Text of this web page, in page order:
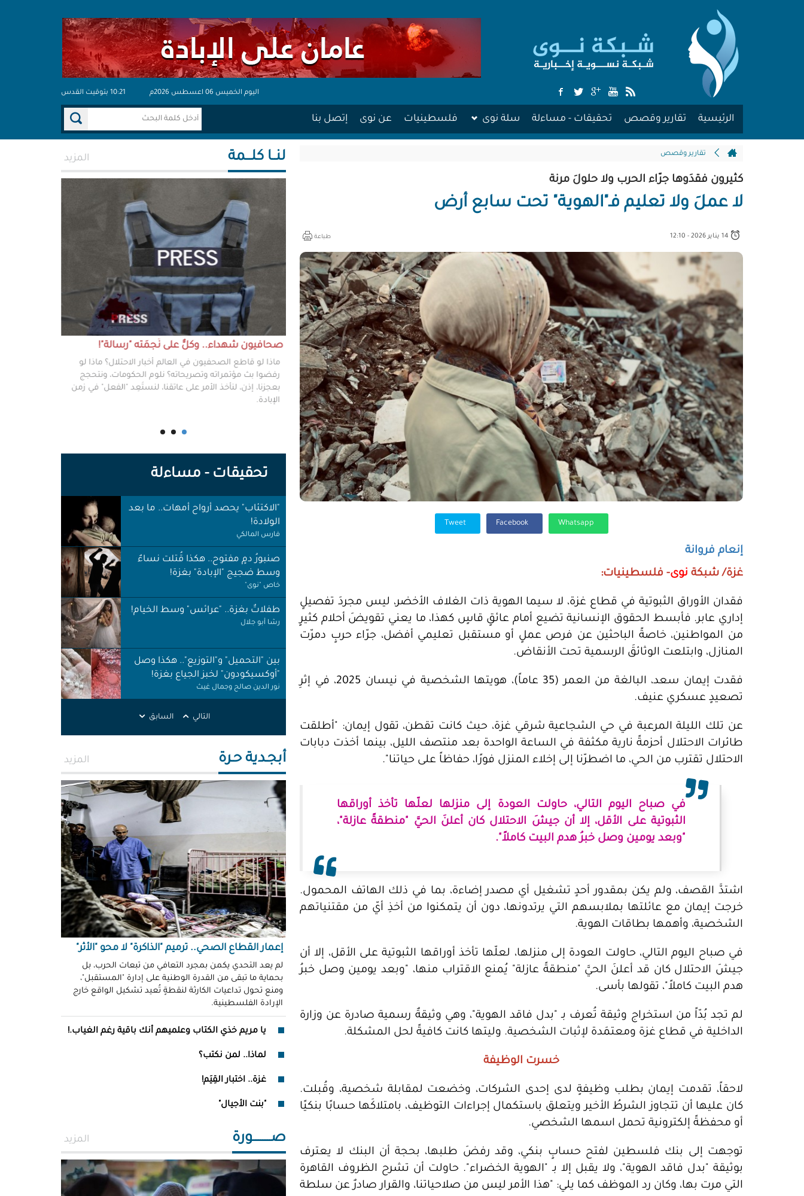
اليوم الخميس 06 اعسطس 2026م 10:21 بتوقيت القدس
الرئيسية تقارير وقصص تحقيقات - مساءلة سلة نوى فلسطينيات عن نوى إتصل بنا
تقارير وقصص
كثيرون فقدَوها جرّاء الحرب ولا حلولَ مرنة
لا عملَ ولا تعليم فـ"الهوية" تحت سابع أرض
طباعة
Tweet Facebook
إنعام فروانة
غزة/ شبكة نوى- فلسطينيات:
فقدان الأوراق الثبوتية في قطاع غزة، لا سيما الهوية ذات الغلاف الأخضر، ليس مجردَ تفصيلٍ
إداري عابر. فأبسط الحقوق الإنسانية تضيع أمام عائقٍ قاسٍ كهذا، ما يعني تقويضَ أحلام كثيرٍ
من المواطنين، خاصةً الباحثين عن فرص عملٍ أو مستقبل تعليمي أفضل، جرّاء حربٍ دمرّت
المنازل، وابتلعت الوثائقَ الرسمية تحت الأنقاض.
فقدت إيمان سعد، البالغة من العمر (35 عاماً)، هويتها الشخصية في نيسان 2025، في إثرِ
تصعيدٍ عسكري عنيف.
عن تلك الليلة المرعبة في حي الشجاعية شرقي غزة، حيث كانت تقطن، تقول إيمان: "أطلقت
طائرات الاحتلال أحزمةً نارية مكثفة في الساعة الواحدة بعد منتصف الليل، بينما أخذت دبابات
الاحتلال تقترب من الحي، ما اضطرّنا إلى إخلاء المنزل فورًا، حفاظاً على حياتنا".
في صباح اليوم التالي، حاولت العودة إلى منزلها لعلّها تأخذ أوراقها
الثبوتية على الأقل، إلا أن جيشَ الاحتلال كان أعلنَ الحيَّ "منطقةً عازلة"،
"وبعد يومين وصل خبرُ هدم البيت كاملاً".
اشتدَّ القصف، ولم يكن بمقدور أحدٍ تشغيل أي مصدر إضاءة، بما في ذلك الهاتف المحمول.
خرجت إيمان مع عائلتها بملابسهم التي يرتدونها، دون أن يتمكنوا من أخذِ أيّ من مقتنياتهم
الشخصية، وأهمها بطاقات الهوية.
في صباح اليوم التالي، حاولت العودة إلى منزلها، لعلّها تأخذ أوراقها الثبوتية على الأقل، إلا أن
جيشَ الاحتلال كان قد أعلنَ الحيَّ "منطقةً عازلة" يُمنع الاقتراب منها، "وبعد يومين وصل خبرُ
هدم البيت كاملاً"، تقولها بأسى.
لم تجد بُدّاً من استخراج وثيقة تُعرف بـ "بدل فاقد الهوية"، وهي وثيقةٌ رسمية صادرة عن وزارة
الداخلية في قطاع غزة ومعتمَدة لإثبات الشخصية. وليتها كانت كافيةً لحل المشكلة.
خسرت الوظيفة
لاحقاً، تقدمت إيمان بطلب وظيفةٍ لدى إحدى الشركات، وخضعت لمقابلة شخصية، وقُبلت.
كان عليها أن تتجاوز الشرطُ الأخير ويتعلق باستكمال إجراءات التوظيف، بامتلاكَها حسابًا بنكيًا
أو محفظةً إلكترونية تحمل اسمها الشخصي.
توجهت إلى بنك فلسطين لفتح حسابٍ بنكي، وقد رفضَ طلبها، بحجة أن البنك لا يعترف
بوثيقة "بدل فاقد الهوية"، ولا يقبل إلا بـ "الهوية الخضراء". حاولت أن تشرح الظروف القاهرة
التي مرت بها، وكان رد الموظف كما يلي: "هذا الأمر ليس من صلاحياتنا، والقرار صادرٌ عن سلطة
لنــا كلـــمة المزيد
مش وقته!!
ليس مطلوباً من الصحفي أن يكون مخططًا إستراتيجيًا
ليضع إستراتيجيات عملٍ للهيئات العامة، ولكن من حقه
سؤال من يضعون تلك الاستراتيجيات عن تفاصيلها،
وخططهم في حال حدوث السيناريوهات الأسوأ؟
صحافيون شهداء.. وكلٌّ على نَجمَته "رسالة"!
ماذا لو قاطع الصحفيون في العالم أخبار الاحتلال؟ ماذا لو
رفضوا بث مؤتمراته وتصريحاته؟ نلوم الحكومات، ونتحجج
بعجزنا، إذن، لنأخذ الأمر على عاتقنا، لنستَعِد "الفعل" في زمن
الإبادة.
تحقيقات - مساءلة
"الاكتئاب" يحصد أرواح أمهات.. ما بعد
الولادة!
فارس المالكي
صنبورُ دمٍ مفتوح.. هكذا قُتلت نساءٌ
وسط ضجيج "الإبادة" بغزة!
خاص "نوى"
طفلاتٌ بغزة.. "عرائس" وسط الخيام!
رشا أبو جلال
بين "التحميل" و"التوزيع".. هكذا وصل
"أوكسيكودون" لخبز الجياع بغزة!
نور الدين صالح وجمال غيث
"غِراس" غزة قنابل موقوتة.. خَرابٌ نَخَر
البيئة والتربة!
عبد الله التركماني ورشا فرحات
"عرّوني وضحكوا".. انتهاكات جنسية
"مُنظّمة" في سجون "إسرائيل"!
محمد سليمان
نازحو طولكرم بين وعود الإغاثة وواقع
العوز!
رغد سلامة
إبادةُ الشُّهود.. نهجٌ "إسرائيلي"
للإفلات من العقاب!
مشيرة توفيق
قناصو "الشبح" بغزة.. هويّات تُكشف
لأول مرة!
بدائل قاتلة.. مضادات حيوية في قِطع
"آيس كريم"!
جمال موسى
القانون يتصادم مع نفسه.. نساءٌ
فقدن ميراثهن بتوقيع
التالي السابق
أبجـدية حـرة المزيد
إعمار القطاع الصحي.. ترميم "الذاكرة" لا محو "الأثر"
لم يعد التحدي يكمن بمجرد التعافي من تبعات الحرب، بل
بحماية ما تبقى من القدرة الوطنية على إدارة "المستقبل"،
ومنع تحول تداعيات الكارثة لنقطةٍ تُعيد تشكيل الواقع خارج
الإرادة الفلسطينية.
يا مريم خذي الكتاب وعلميهم أنك باقية رغم الغياب.!
لماذا.. لمن نكتب؟
غزة.. اختبار القِيَم!
"بنت الأجيال"
صــــــــــورة المزيد